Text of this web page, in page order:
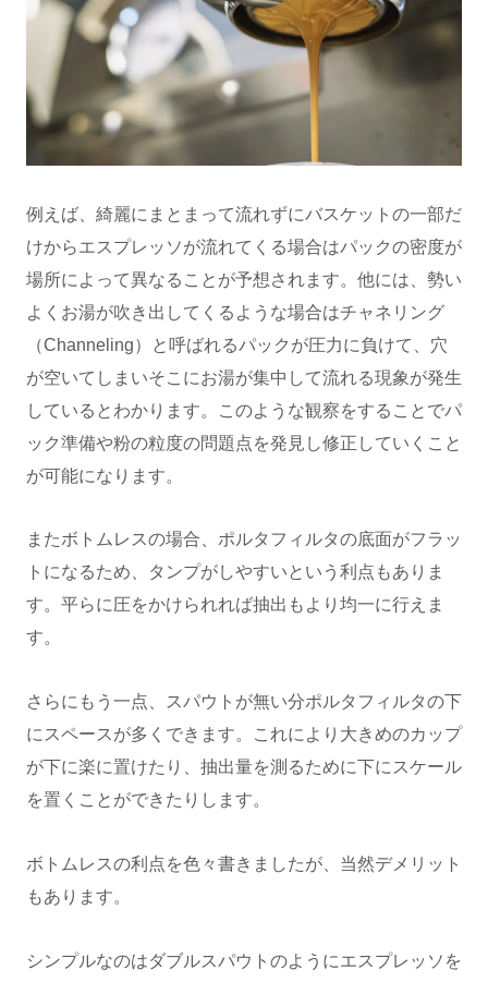
例えば、綺麗にまとまって流れずにバスケットの一部だ
けからエスプレッソが流れてくる場合はパックの密度が
場所によって異なることが予想されます。他には、勢い
よくお湯が吹き出してくるような場合はチャネリング
（Channeling）と呼ばれるパックが圧力に負けて、穴
が空いてしまいそこにお湯が集中して流れる現象が発生
しているとわかります。このような観察をすることでパ
ック準備や粉の粒度の問題点を発見し修正していくこと
が可能になります。
またボトムレスの場合、ポルタフィルタの底面がフラッ
トになるため、タンプがしやすいという利点もありま
す。平らに圧をかけられれば抽出もより均一に行えま
す。
さらにもう一点、スパウトが無い分ポルタフィルタの下
にスペースが多くできます。これにより大きめのカップ
が下に楽に置けたり、抽出量を測るために下にスケール
を置くことができたりします。
ボトムレスの利点を色々書きましたが、当然デメリット
もあります。
シンプルなのはダブルスパウトのようにエスプレッソを